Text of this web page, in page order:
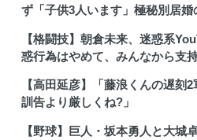
ず「子供3人います」極秘別居
【格闘技】朝倉未来、迷惑系
惑行為はやめて、みんなから支
【高田延彦】「藤浪くんの遅刻
訓告より厳しくね?」
【野球】巨人・坂本勇人と大城